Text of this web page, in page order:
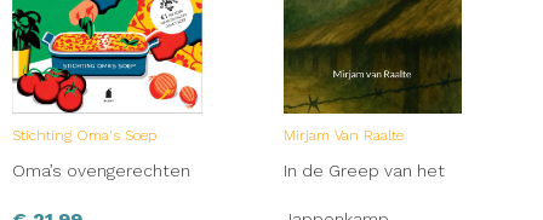
Stichting Oma's Soep
Oma’s ovengerechten
Mirjam Van Raalte
In de Greep van het